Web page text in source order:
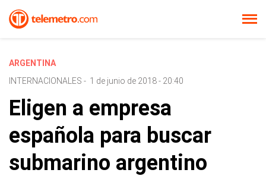
ARGENTINA
INTERNACIONALES - 1 de junio de 2018 - 20:40
Eligen a empresa
española para buscar
submarino argentino